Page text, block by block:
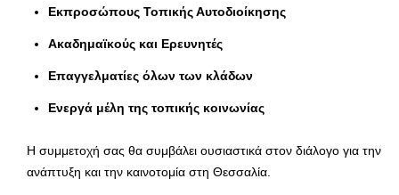
Εκπροσώπους Τοπικής Αυτοδιοίκησης
Ακαδημαϊκούς και Ερευνητές
Επαγγελματίες όλων των κλάδων
Ενεργά μέλη της τοπικής κοινωνίας
Η συμμετοχή σας θα συμβάλει ουσιαστικά στον διάλογο για την
ανάπτυξη και την καινοτομία στη Θεσσαλία.